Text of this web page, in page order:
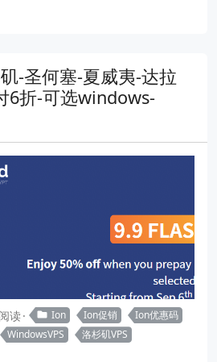
-圣何塞-夏威夷-达拉
6折-可选windows-
读 Ion Ion促销
Ion优惠码
WindowsVPS
洛杉矶VPS